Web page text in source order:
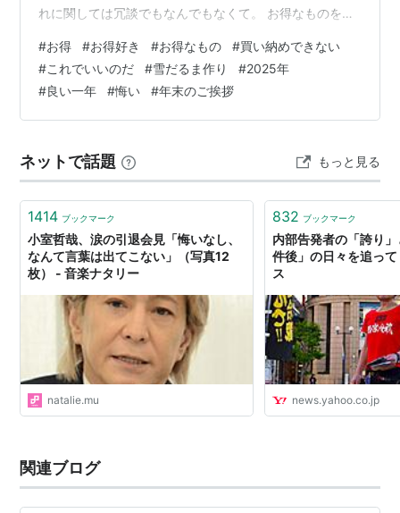
れに関しては冗談でもなんでもなくて。 お得なものを見
き、世話好き、人好きに次ぐ、立派な自己PRなるんじゃ
ないかと。 タダより高いものはないけど、安いに越した
ことはないをモットーに。 むしろ自負すらしてるの← そ
んなぽちが最近買ったお特なもの。 これはもう自己満で
ー 定価3580円 ⇨2,…
#お得 #お得好き #お得なもの #買い納めできない
#これでいいのだ #雪だるま作り #2025年
#良い一年 #悔い #年末のご挨拶
ネットで話題 もっと見る
1414 ブックマーク
小室哲哉、涙の引退会見「悔いなし、
なんて言葉は出てこない」（写真12
枚） - 音楽ナタリー
natalie.mu
832 ブックマーク
内部告発者の「誇り
件後」の日々を追っ
ス
news.yahoo.co.jp
関連ブログ